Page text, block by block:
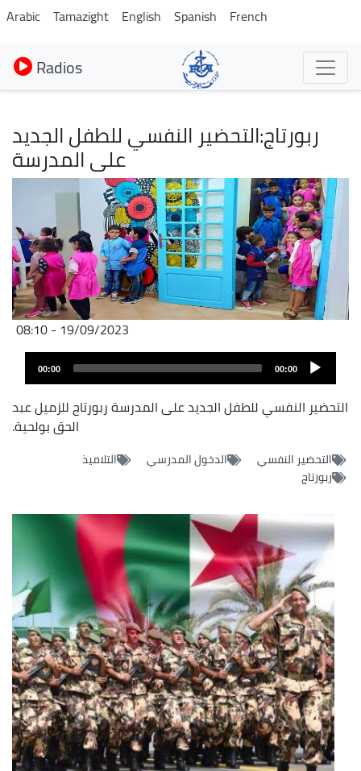
Aller
au
contenu
principal
Arabic Tamazight English Spanish French
Radios
ربورتاج:التحضير النفسي للطفل الجديد
على المدرسة
Image
19/09/2023 - 08:10
Fichier
audio
00:00
00:00
التحضير النفسي للطفل الجديد على المدرسة ربورتاج للزميل عبد
الحق بولحية.
التحضير النفسي الدخول المدرسي
التلاميذ
ربورتاج